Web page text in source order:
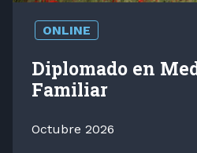
ONLINE
Diplomado en
Familiar
Octubre 2026